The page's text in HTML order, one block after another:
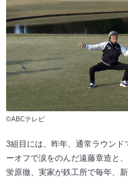
©ABCテレビ
3組目には、昨年、通常ラウンド
ーオフで涙をのんだ遠藤章造と
蛍原徹、実家が鉄工所で毎年、